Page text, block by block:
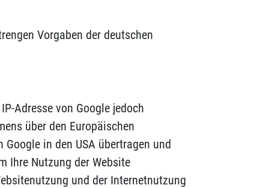
Vorgaben der deutschen
Adresse von Google jedoch
über den Europäischen
in den USA übertragen und
Ihre Nutzung der Website
und der Internetnutzung